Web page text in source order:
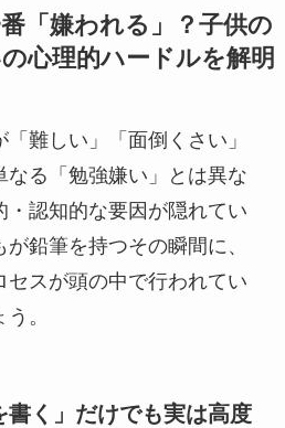
「嫌われる」？子供の
心理的ハードルを解明
難しい」「面倒くさい」
なる「勉強嫌い」とは異な
・認知的な要因が隠れてい
鉛筆を持つその瞬間に、
セスが頭の中で行われてい
。
書く」だけでも実は高度